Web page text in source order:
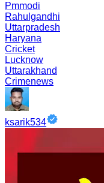
Pmmodi
Rahulgandhi
Uttarpradesh
Haryana
Cricket
Lucknow
Uttarakhand
Crimenews
ksarik534